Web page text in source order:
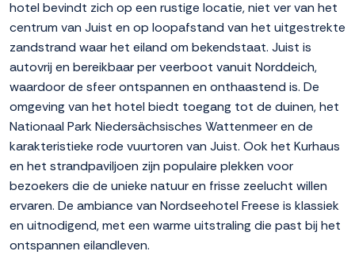
hotel bevindt zich op een rustige locatie, niet ver van het
centrum van Juist en op loopafstand van het uitgestrekte
zandstrand waar het eiland om bekendstaat. Juist is
autovrij en bereikbaar per veerboot vanuit Norddeich,
waardoor de sfeer ontspannen en onthaastend is. De
omgeving van het hotel biedt toegang tot de duinen, het
Nationaal Park Niedersächsisches Wattenmeer en de
karakteristieke rode vuurtoren van Juist. Ook het Kurhaus
en het strandpaviljoen zijn populaire plekken voor
bezoekers die de unieke natuur en frisse zeelucht willen
ervaren. De ambiance van Nordseehotel Freese is klassiek
en uitnodigend, met een warme uitstraling die past bij het
ontspannen eilandleven.